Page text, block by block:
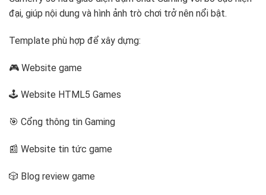
đại, giúp nội dung và hình ảnh trò chơi trở nên nổi bật.
Template phù hợp để xây dựng:
🎮 Website game
🕹️ Website HTML5 Games
🎯 Cổng thông tin Gaming
📰 Website tin tức game
🎲 Blog review game